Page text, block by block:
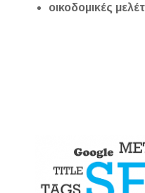
οικοδομικές